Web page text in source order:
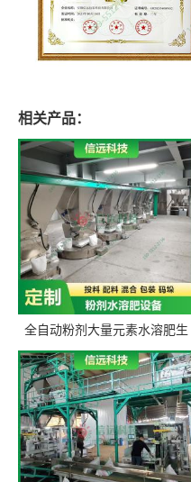
相关产品：
全自动粉剂大量元素水溶肥生
产设备 信远科技肥料生产设备
源头厂家